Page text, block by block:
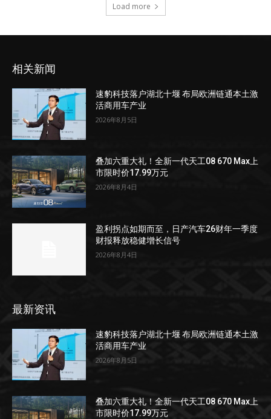
Load more
相关新闻
速豹科技落户湖北十堰 布局欧洲链通本土激
活商用车产业
2026年8月5日
叠加六重大礼！全新一代天工08 670 Max上
市限时价17.99万元
2026年8月4日
盈利拐点如期而至，日产汽车26财年一季度
财报释放稳健增长信号
2026年8月4日
最新资讯
速豹科技落户湖北十堰 布局欧洲链通本土激
活商用车产业
2026年8月5日
叠加六重大礼！全新一代天工08 670 Max上
市限时价17.99万元